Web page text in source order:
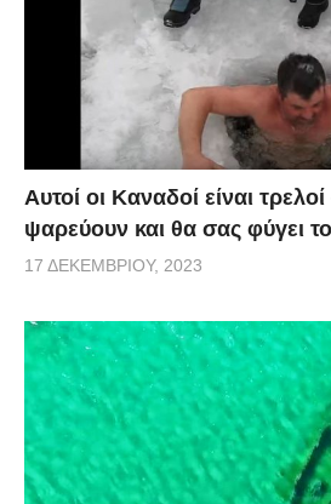
Αυτοί οι Καναδοί είναι
ψαρεύουν και θα σας φύγει
17 ΔΕΚΕΜΒΡΊΟΥ, 2023